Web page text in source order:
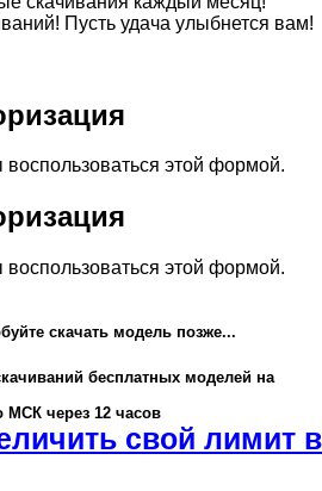
Пусть удача улыбнется вам!
воспользоваться этой формой.
воспользоваться этой формой.
скачать модель позже...
бесплатных моделей на
МСК через 12 часов
свой лимит в